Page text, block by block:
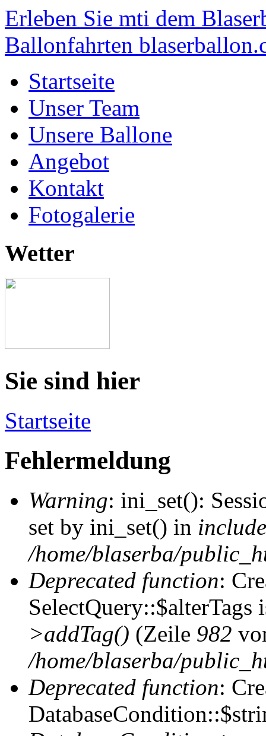
Erleben Sie mti dem
Ballonfahrten
Startseite
Unser Team
Unsere Ballone
Angebot
Kontakt
Fotogalerie
Wetter
Sie sind hier
Startseite
Fehlermeldung
Warning: ini_set():
set by ini_set() in
/home/blaserba/
Deprecated function:
SelectQuery::$alterTags
>addTag() (Zeile 982
/home/blaserba/
Deprecated function: